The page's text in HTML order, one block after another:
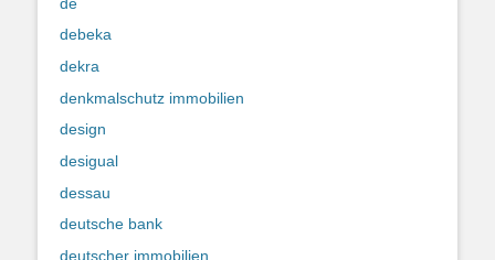
debeka
dekra
denkmalschutz immobilien
design
desigual
dessau
deutsche bank
deutscher immobilien